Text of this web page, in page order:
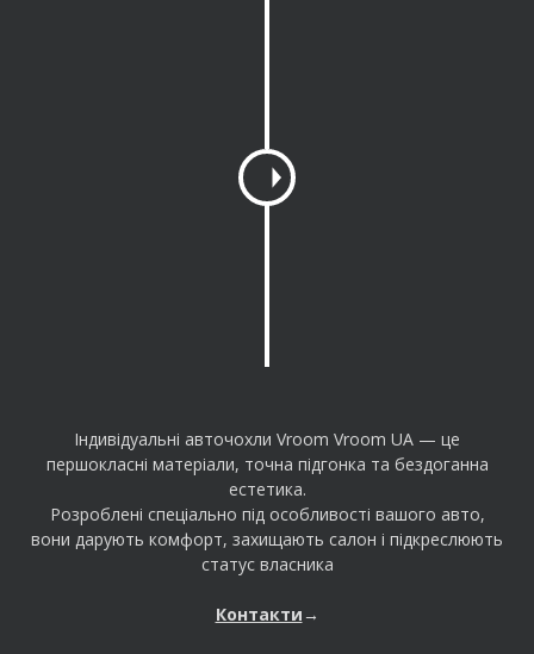
a
m
o
Індивідуальні авточохли Vroom Vroom UA — це
першокласні матеріали, точна підгонка та бездоганна
естетика.
Розроблені спеціально під особливості вашого авто,
вони дарують комфорт, захищають салон і підкреслюють
статус власника
Контакти→